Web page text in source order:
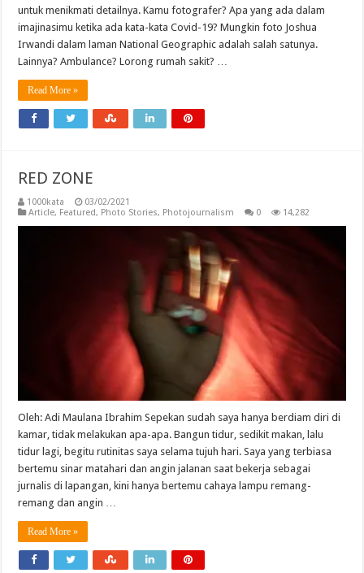
untuk menikmati detailnya. Kamu fotografer? Apa yang ada dalam
imajinasimu ketika ada kata-kata Covid-19? Mungkin foto Joshua
Irwandi dalam laman National Geographic adalah salah satunya.
Lainnya? Ambulance? Lorong rumah sakit? …
Read More »
RED ZONE
1000kata
03/02/2021
Article, Featured, Photo Stories, Photojournalism 0 14,282
Oleh: Adi Maulana Ibrahim Sepekan sudah saya hanya berdiam diri di
kamar, tidak melakukan apa-apa. Bangun tidur, sedikit makan, lalu
tidur lagi, begitu rutinitas saya selama tujuh hari. Saya yang terbiasa
bertemu sinar matahari dan angin jalanan saat bekerja sebagai
jurnalis di lapangan, kini hanya bertemu cahaya lampu remang-
remang dan angin …
Read More »